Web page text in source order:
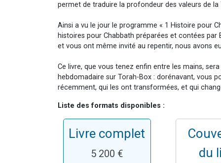
permet de traduire la profondeur des valeurs de
Ainsi a vu le jour le programme « 1 Histoire pour
histoires pour Chabbath préparées et contées
et vous ont même invité au repentir, nous avons
Ce livre, que vous tenez enfin entre les mains,
hebdomadaire sur Torah-Box : dorénavant, vous
récemment, qui les ont transformées, et qui
Liste des formats disponibles :
Livre complet
5 200 €
du